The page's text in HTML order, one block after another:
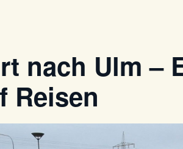
nach Ulm –
Reisen